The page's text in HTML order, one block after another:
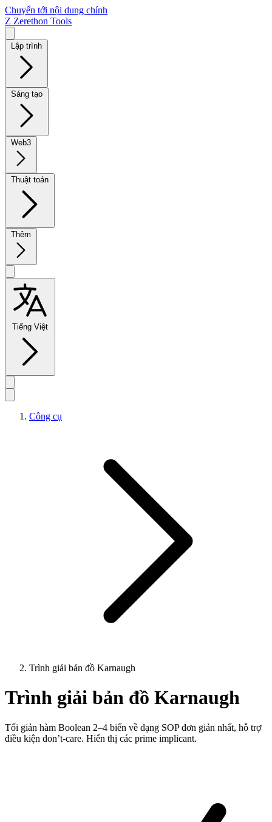
Chuyển tới nội dung chính
Z Zerethon Tools
Lập trình
Sáng tạo
Web3
Thuật toán
Thêm
Tiếng Việt
Công cụ
Trình giải bản đồ Karnaugh
Trình giải bản đồ Karnaugh
Tối giản hàm Boolean 2–4 biến về dạng SOP đơn giản nhất, hỗ trợ
điều kiện don’t-care. Hiển thị các prime implicant.